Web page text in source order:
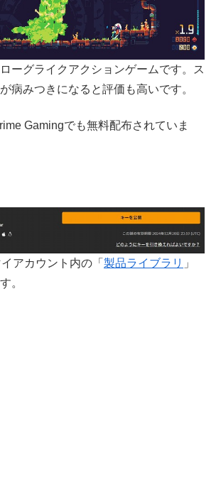
ーグライクアクションゲームです。ス
病みつきになると評価も高いです。
Gamingでも無料配布されていま
アカウント内の「 製品ライブラリ 」
。